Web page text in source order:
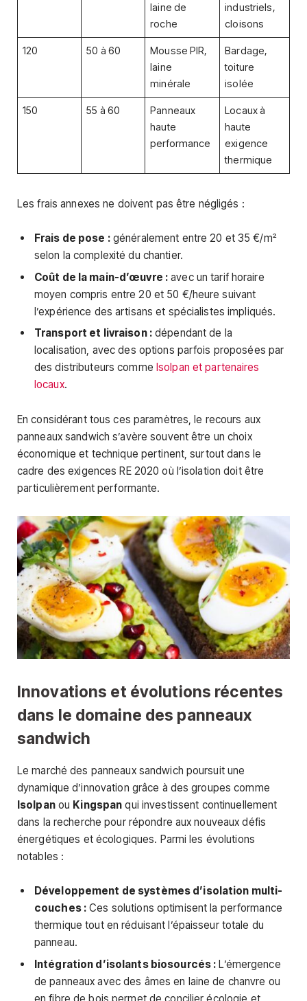
laine de
roche
industriels,
cloisons
120 50 à 60
Mousse PIR,
laine
minérale
Bardage,
toiture
isolée
150 55 à 60
Panneaux
haute
performance
Locaux à
haute
exigence
thermique
Les frais annexes ne doivent pas être négligés :
Frais de pose :généralement entre 20 et 35 €/m²
selon la complexité du chantier.
Coût de la main-d’œuvre : avec un tarif horaire
moyen compris entre 20 et 50 €/heure suivant
l’expérience des artisans et spécialistes impliqués.
Transport et livraison :dépendant de la
localisation, avec des options parfois proposées par
des distributeurs comme Isolpan et partenaires
locaux.
En considérant tous ces paramètres, le recours aux
panneaux sandwich s’avère souvent être un choix
économique et technique pertinent, surtout dans le
cadre des exigences RE 2020 où l’isolation doit être
particulièrement performante.
Innovations et évolutions récentes
dans le domaine des panneaux
sandwich
Le marché des panneaux sandwich poursuit une
dynamique d’innovation grâce à des groupes comme
Isolpanou Kingspan qui investissent continuellement
dans la recherche pour répondre aux nouveaux défis
énergétiques et écologiques. Parmi les évolutions
notables :
Développement de systèmes d’isolation multi-
couches : Ces solutions optimisent la performance
thermique tout en réduisant l’épaisseur totale du
panneau.
Intégration d’isolants biosourcés : L’émergence
de panneaux avec des âmes en laine de chanvre ou
en fibre de bois permet de concilier écologie et